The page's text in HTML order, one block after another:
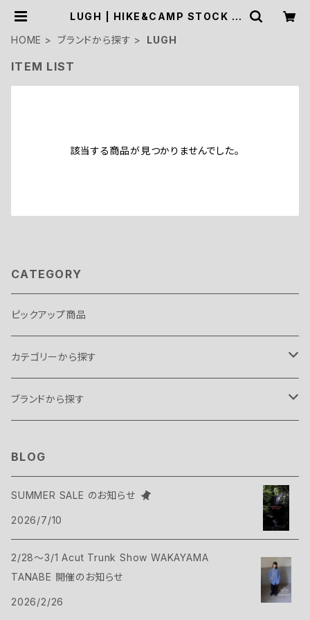
LUGH | HIKE&CAMP STOCK O
HOME
ブランドから探す LUGH
ITEM LIST
該当する商品が見つかりませんでした。
CATEGORY
ピックアップ商品
カテゴリーから探す
テント・タープ
タープ
アクセサリー
ヴィヴィ
ハンモック
マット
バックパック
サコッシュ・ポーチ
バックパックアクセサリー
トップス
Tシャツ・シャツ
シェル
パンツ・ショーツ
シューズ
ブランドから探す
Bush Craft
Cargo Container
BLOG
SUMMER SALE のお知らせ
2026/7/10
2/28～3/1 Acut Trunk Show WAKAYAMA
TANABE 開催のお知らせ
2026/2/26